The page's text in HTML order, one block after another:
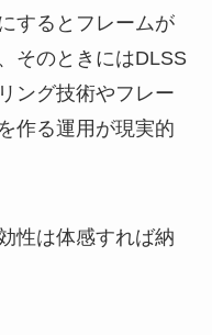
するとフレームが
そのときにはDLSS
ング技術やフレー
作る運用が現実的
性は体感すれば納